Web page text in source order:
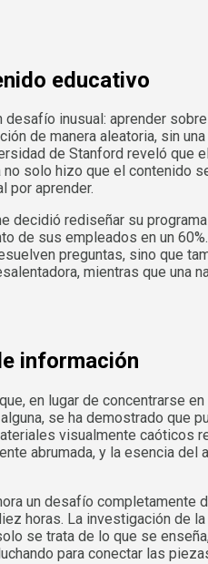
educativo
inusual: aprender
de manera aleatoria, sin
de Stanford reveló que
solo hizo que el contenido
por aprender.
rediseñar su
sus empleados en un
preguntas, sino que
mientras que una
información
en lugar de concentrarse
se ha demostrado que
visualmente caóticos
abrumada, y la esencia
un desafío
horas. La investigación de
se trata de lo que se
para conectar las